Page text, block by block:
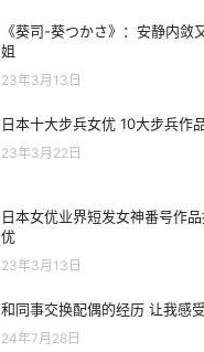
《葵司-葵つかさ》：安静内敛
姐
23年3月13日
日本十大步兵女优 10大步兵作
23年3月22日
日本女优业界短发女神番号作
优
23年3月13日
和同事交换配偶的经历 让我感
24年7月28日